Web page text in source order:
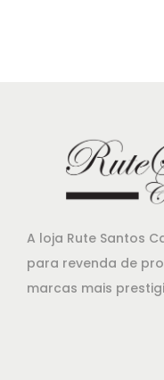
A loja Rute Santos
para revenda de
marcas mais